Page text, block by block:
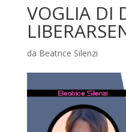
VOGLIA DI
da Beatrice Silenzi